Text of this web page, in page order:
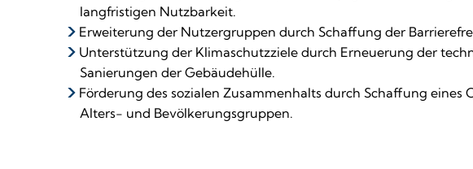
langfristigen Nutzbarkeit.
Erweiterung der Nutzergruppen durch Schaffung der
Unterstützung der Klimaschutzziele durch Erneuerung der
Sanierungen der Gebäudehülle.
Förderung des sozialen Zusammenhalts durch Schaffung eines
Alters- und Bevölkerungsgruppen.